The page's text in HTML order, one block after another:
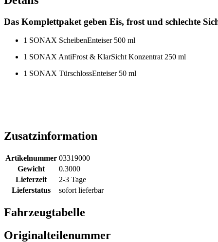
Das Komplettpaket geben Eis, frost und schlechte
1 SONAX ScheibenEnteiser 500 ml
1 SONAX AntiFrost & KlarSicht Konzentrat 250 ml
1 SONAX TürschlossEnteiser 50 ml
Zusatzinformation
Artikelnummer 03319000
Gewicht
0.3000
Lieferzeit
2-3 Tage
Lieferstatus
sofort lieferbar
Fahrzeugtabelle
Originalteilenummer